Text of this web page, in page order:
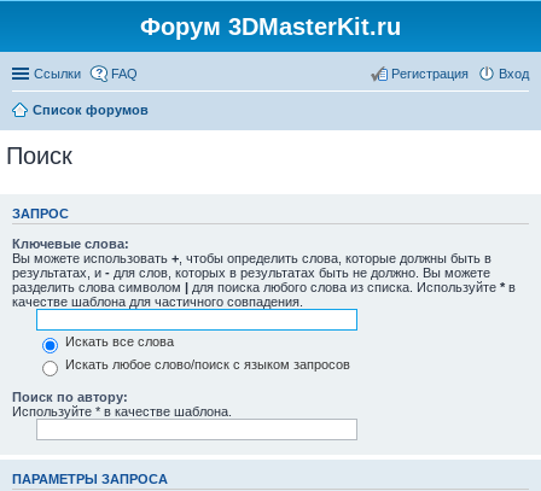
Форум 3DMasterKit.ru
Ссылки FAQ Вход
Регистрация
Список форумов
Поиск
ЗАПРОС
Ключевые слова:
Вы можете использовать + , чтобы определить слова, которые должны быть в
результатах, и - для слов, которых в результатах быть не должно. Вы можете
разделить слова символом | для поиска любого слова из списка. Используйте * в
качестве шаблона для частичного совпадения.
Искать все слова
Искать любое слово/поиск с языком запросов
Поиск по автору:
Используйте * в качестве шаблона.
ПАРАМЕТРЫ ЗАПРОСА